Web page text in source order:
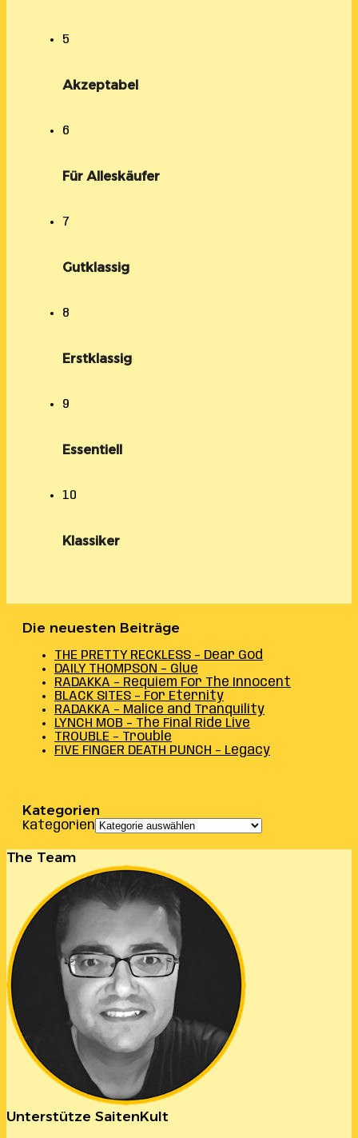
5
Akzeptabel
6
Für Alleskäufer
7
Gutklassig
8
Erstklassig
9
Essentiell
10
Klassiker
Die neuesten Beiträge
THE PRETTY RECKLESS – Dear God
DAILY THOMPSON – Glue
RADAKKA – Requiem For The Innocent
BLACK SITES – For Eternity
RADAKKA – Malice and Tranquility
LYNCH MOB – The Final Ride Live
TROUBLE – Trouble
FIVE FINGER DEATH PUNCH – Legacy
Kategorien
Kategorien
The Team
Unterstütze SaitenKult